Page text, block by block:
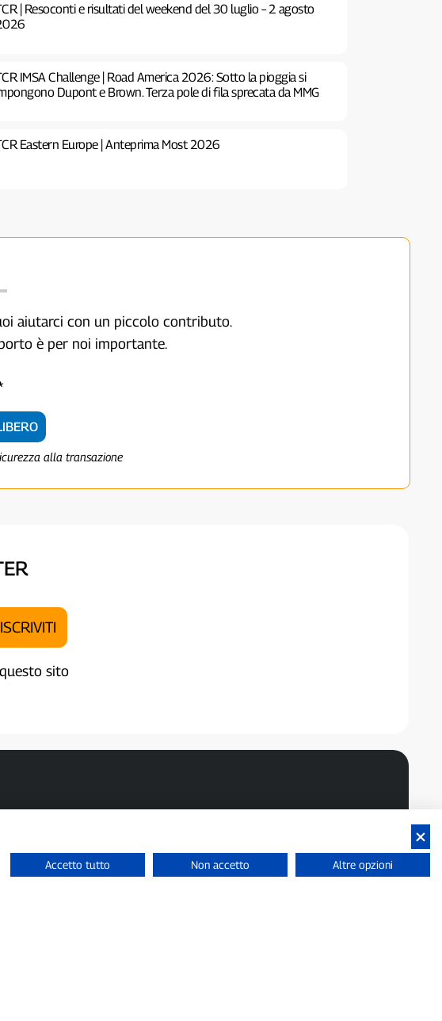
| Resoconti e risultati del weekend del 30 luglio – 2 agosto
IMSA Challenge | Road America 2026: Sotto la pioggia si
Dupont e Brown. Terza pole di fila sprecata da MMG
Eastern Europe | Anteprima Most 2026
aiutarci con un piccolo contributo.
è per noi importante.
alla transazione
sito
di Pavia
02798890188
Accetto tutto Non accetto Altre opzioni